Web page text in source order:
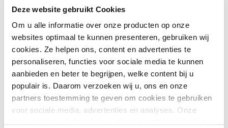
Deze website gebruikt Cookies
Om u alle informatie over onze producten op onze
websites optimaal te kunnen presenteren, gebruiken wij
cookies. Ze helpen ons, content en advertenties te
personaliseren, functies voor sociale media te kunnen
aanbieden en beter te begrijpen, welke content bij u
populair is. Daarom verzoeken wij u, ons en onze
partners toestemming te geven om cookies te gebruiken
voor sociale media, advertenties en analyses. Onze
Wij gebruiken Uw gegevens, om Uw aanvraag zo goed
mogelijk te verwerken - maar niet voor ongewenste
reclame. Hiervoor geven wij U rechtstreeks door aan
de desbetreffende dealer - ook alleen voor dit doel. Alle
details van de gegevensverwerking worden beschreven
in dit privacybeleid.
Voor welk thema heeft u vooral interesse?
Kozijnen